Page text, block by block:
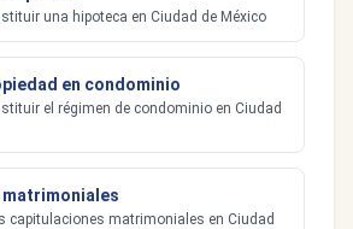
una hipoteca en Ciudad de México
en condominio
el régimen de condominio en Ciudad
capitulaciones matrimoniales en Ciudad